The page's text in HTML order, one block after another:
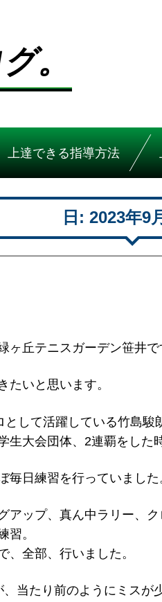
。
上達できる指導方法
日: 2023年9
ヶ丘テニスガーデン笹井で
たいと思います。
して活躍している竹島駿
生大会団体、2連覇をした
毎日練習を行っていました
アップ、真ん中ラリー、
習。
、全部、行いました。
当たり前のようにミスが